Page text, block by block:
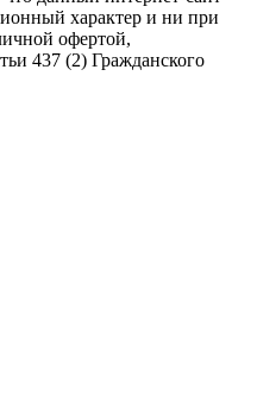
характер и ни при
офертой,
437 (2) Гражданского